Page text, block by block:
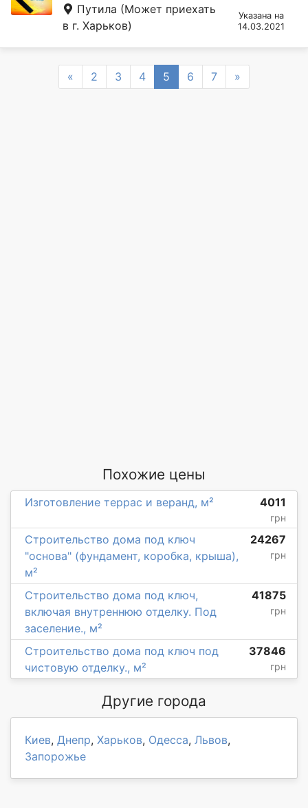
Путила (Может приехать
в г. Харьков)
Указана на
14.03.2021
« Previous
2 3 4 5 6 7 »
Похожие цены
Изготовление террас и веранд, м² 4011
грн
Строительство дома под ключ
"основа" (фундамент, коробка, крыша),
м²
24267
грн
Строительство дома под ключ,
включая внутреннюю отделку. Под
заселение., м²
41875
грн
Строительство дома под ключ под
чистовую отделку., м²
37846
грн
Другие города
Киев, Днепр, Харьков, Одесса, Львов,
Запорожье